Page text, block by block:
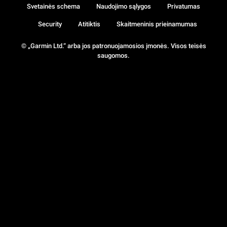
© „Garmin Ltd.“ arba jos patronuojamosios įmonės. Visos teisės
saugomos.
Svetainės schema Naudojimo sąlygos Privatumas
Security Atitiktis Skaitmeninis prieinamumas